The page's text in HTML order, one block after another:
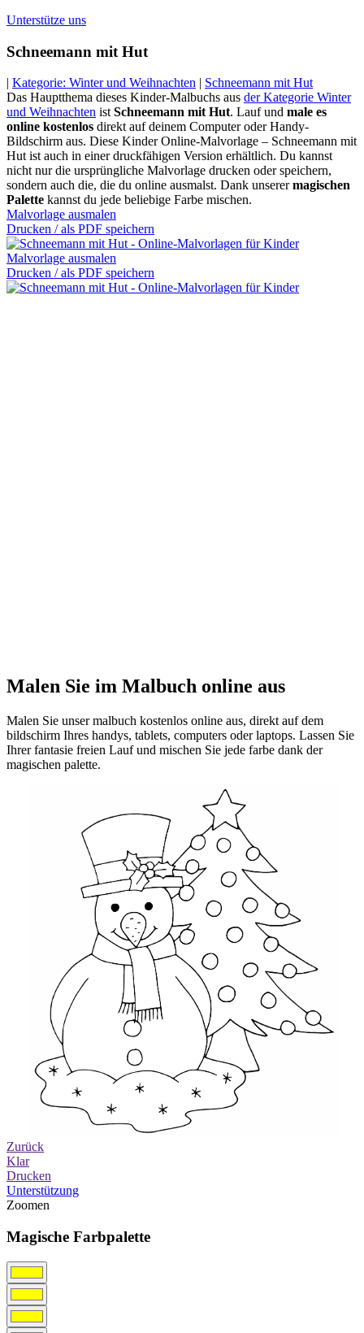
Unterstütze uns
Schneemann mit Hut
| Kategorie: Winter und Weihnachten | Schneemann mit Hut
Das Hauptthema dieses Kinder-Malbuchs aus der Kategorie Winter
und Weihnachten istSchneemann mit Hut. Lauf und male es
online kostenlos direkt auf deinem Computer oder Handy-
Bildschirm aus. Diese Kinder Online-Malvorlage – Schneemann mit
Hut ist auch in einer druckfähigen Version erhältlich. Du kannst
nicht nur die ursprüngliche Malvorlage drucken oder speichern,
sondern auch die, die du online ausmalst. Dank unserermagischen
Palette kannst du jede beliebige Farbe mischen.
Malvorlage ausmalen
Drucken / als PDF speichern
Malvorlage ausmalen
Drucken / als PDF speichern
Malen Sie im Malbuch online aus
Malen Sie unser malbuch kostenlos online aus, direkt auf dem
bildschirm Ihres handys, tablets, computers oder laptops. Lassen Sie
Ihrer fantasie freien Lauf und mischen Sie jede farbe dank der
magischen palette.
Zurück
Klar
Drucken
Unterstützung
Zoomen
Magische Farbpalette